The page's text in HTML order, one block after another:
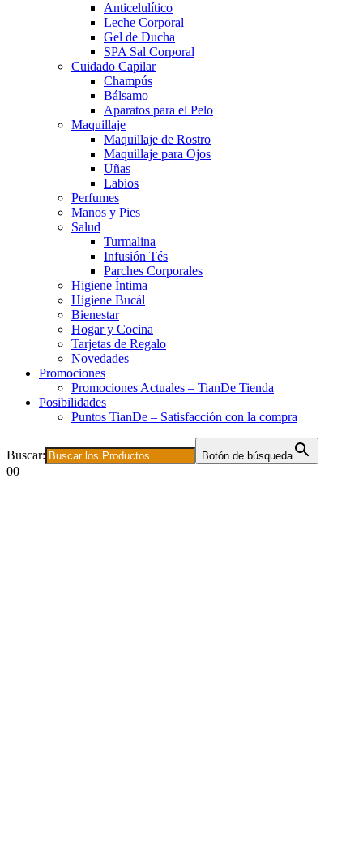
Anticelulítico
Leche Corporal
Gel de Ducha
SPA Sal Corporal
Cuidado Capilar
Champús
Bálsamo
Aparatos para el Pelo
Maquillaje
Maquillaje de Rostro
Maquillaje para Ojos
Uñas
Labios
Perfumes
Manos y Pies
Salud
Turmalina
Infusión Tés
Parches Corporales
Higiene Íntima
Higiene Bucál
Bienestar
Hogar y Cocina
Tarjetas de Regalo
Novedades
Promociones
Promociones Actuales – TianDe Tienda
Posibilidades
Puntos TianDe – Satisfacción con la compra
Buscar: Botón de búsqueda
00